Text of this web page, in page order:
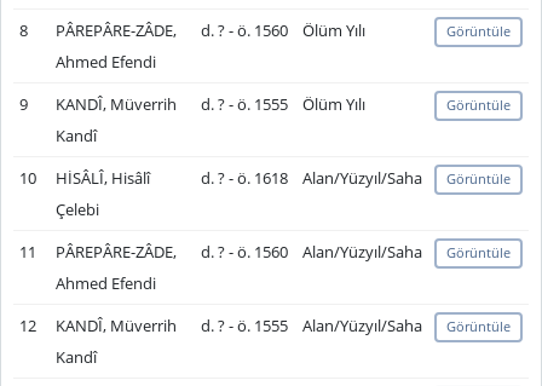
8
PÂREPÂRE-ZÂDE,
Ahmed Efendi
d. ? - ö. 1560 Ölüm Yılı Görüntüle
9
KANDÎ, Müverrih
Kandî
d. ? - ö. 1555 Ölüm Yılı Görüntüle
10
HİSÂLÎ, Hisâlî
Çelebi
d. ? - ö. 1618 Alan/Yüzyıl/Saha Görüntüle
11
PÂREPÂRE-ZÂDE,
Ahmed Efendi
d. ? - ö. 1560 Alan/Yüzyıl/Saha Görüntüle
12
KANDÎ, Müverrih
Kandî
d. ? - ö. 1555 Alan/Yüzyıl/Saha Görüntüle